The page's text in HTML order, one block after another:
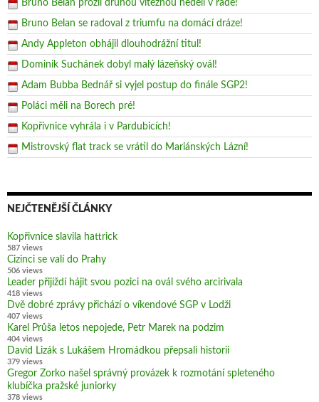
Bruno Belan prožil druhou vítěznou neděli v řadě!
Bruno Belan se radoval z triumfu na domácí dráze!
Andy Appleton obhájil dlouhodrážní titul!
Dominik Suchánek dobyl malý lázeňský ovál!
Adam Bubba Bednář si vyjel postup do finále SGP2!
Poláci měli na Borech pré!
Kopřivnice vyhrála i v Pardubicích!
Mistrovský flat track se vrátil do Mariánských Lázní!
NEJČTENĚJŠÍ ČLÁNKY
Kopřivnice slavila hattrick
587 views
Cizinci se valí do Prahy
506 views
Leader přijíždí hájit svou pozici na ovál svého arcirivala
418 views
Dvě dobré zprávy přichází o víkendové SGP v Lodži
407 views
Karel Průša letos nepojede, Petr Marek na podzim
404 views
David Lizák s Lukášem Hromádkou přepsali historii
379 views
Gregor Zorko našel správný provázek k rozmotání spleteného
klubíčka pražské juniorky
378 views